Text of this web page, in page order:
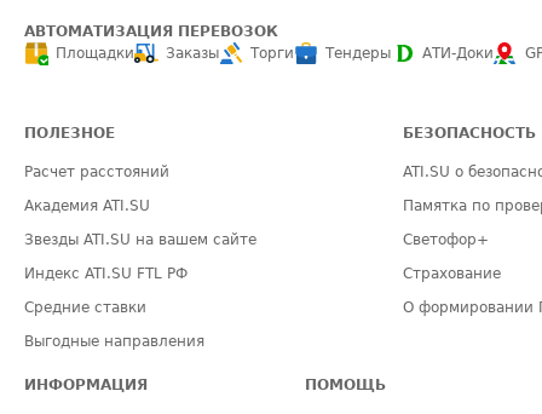
АВТОМАТИЗАЦИЯ ПЕРЕВОЗОК
Площадки
Заказы Торги Тендеры АТИ-Доки
ПОЛЕЗНОЕ
Расчет расстояний
Академия ATI.SU
Звезды ATI.SU на вашем сайте
Индекс ATI.SU FTL РФ
Средние ставки
Выгодные направления
БЕЗОПАСНОСТЬ
ATI.SU о
Памятка по
Светофор+
Страхование
О формировании
ИНФОРМАЦИЯ ПОМОЩЬ